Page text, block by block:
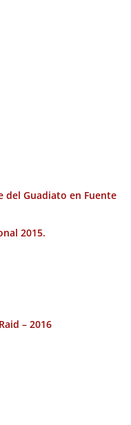
del Guadiato en Fuente
2015.
– 2016